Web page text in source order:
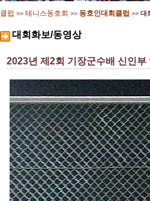
클럽 >> 테니스동호회 >> 동호인대회클럽 >> 대
대회화보/동영상
2023년 제2회 기장군수배 신인부